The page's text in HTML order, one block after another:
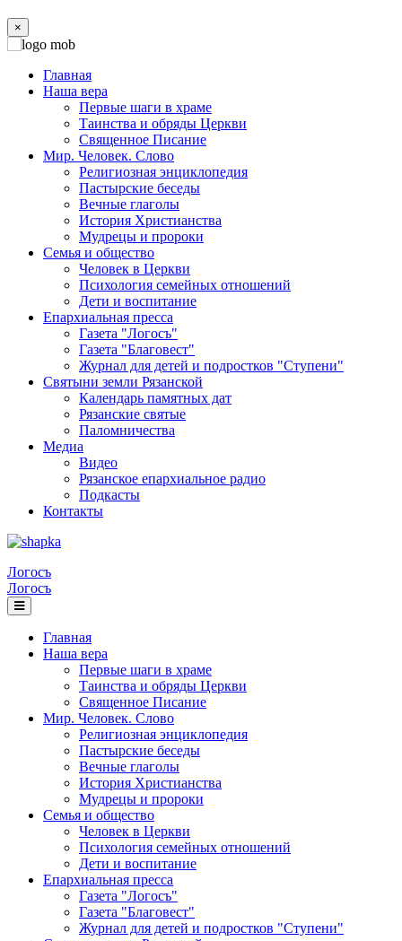
×
Главная
Наша вера
Первые шаги в храме
Таинства и обряды Церкви
Священное Писание
Мир. Человек. Слово
Религиозная энциклопедия
Пастырские беседы
Вечные глаголы
История Христианства
Мудрецы и пророки
Семья и общество
Человек в Церкви
Психология семейных отношений
Дети и воспитание
Епархиальная пресса
Газета "Логосъ"
Газета "Благовест"
Журнал для детей и подростков "Ступени"
Святыни земли Рязанской
Календарь памятных дат
Рязанские святые
Паломничества
Медиа
Видео
Рязанское епархиальное радио
Подкасты
Контакты
Логосъ
Логосъ
Главная
Наша вера
Первые шаги в храме
Таинства и обряды Церкви
Священное Писание
Мир. Человек. Слово
Религиозная энциклопедия
Пастырские беседы
Вечные глаголы
История Христианства
Мудрецы и пророки
Семья и общество
Человек в Церкви
Психология семейных отношений
Дети и воспитание
Епархиальная пресса
Газета "Логосъ"
Газета "Благовест"
Журнал для детей и подростков "Ступени"